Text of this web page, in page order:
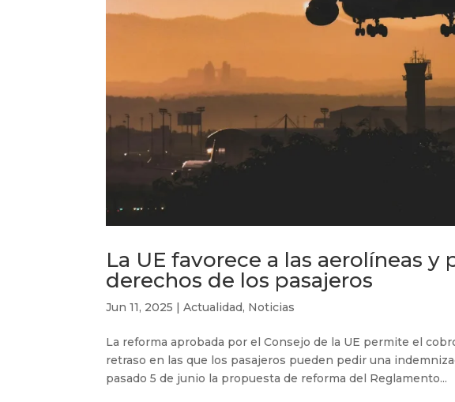
La UE favorece a las aerolíneas y
derechos de los pasajeros
Jun 11, 2025 |Actualidad, Noticias
La reforma aprobada por el Consejo de la UE permite el
retraso en las que los pasajeros pueden pedir una
pasado 5 de junio la propuesta de reforma del Reglamento...